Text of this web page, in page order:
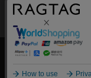
デザイナーズ
COPYRIGHT©